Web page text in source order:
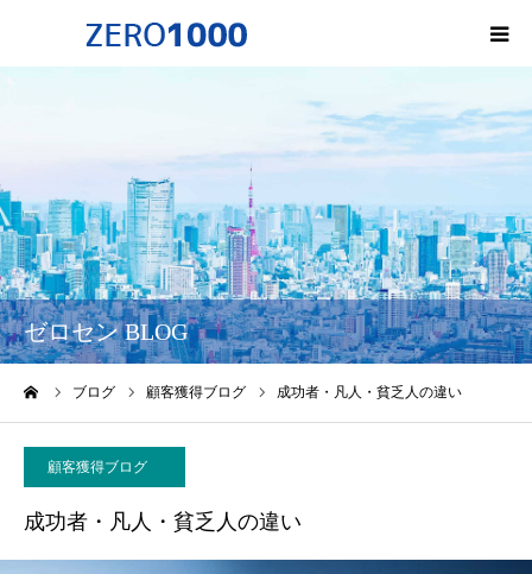
ゼロセン BLOG
ブログ 顧客獲得ブログ 成功者・凡人・貧乏人の違い
顧客獲得ブログ
成功者・凡人・貧乏人の違い
サービス一覧・料金
会社概要